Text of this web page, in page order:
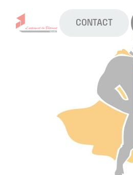
CONTACT
Nos services
Agenda
Actualités
Boîte à outils